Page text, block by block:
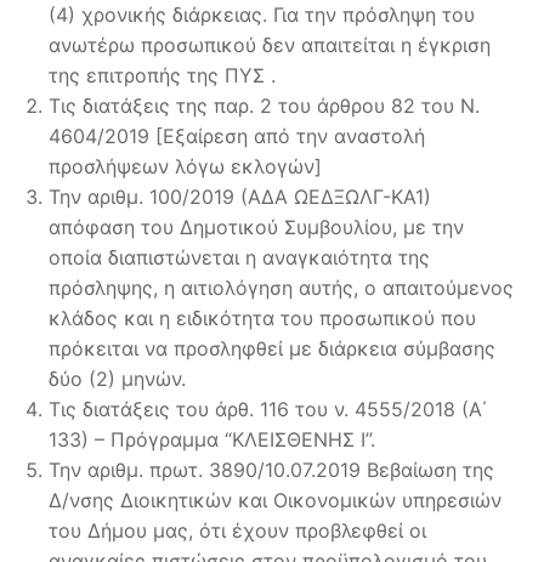
(4) χρονικής διάρκειας. Για την πρόσληψη του
ανωτέρω προσωπικού δεν απαιτείται η έγκριση
της επιτροπής της ΠΥΣ .
Τις διατάξεις της παρ. 2 του άρθρου 82 του Ν.
4604/2019 [Εξαίρεση από την αναστολή
προσλήψεων λόγω εκλογών]
Την αριθμ. 100/2019 (ΑΔΑ ΩΕΔΞΩΛΓ-ΚΑ1)
απόφαση του Δημοτικού Συμβουλίου, με την
οποία διαπιστώνεται η αναγκαιότητα της
πρόσληψης, η αιτιολόγηση αυτής, ο απαιτούμενος
κλάδος και η ειδικότητα του προσωπικού που
πρόκειται να προσληφθεί με διάρκεια σύμβασης
δύο (2) μηνών.
Τις διατάξεις του άρθ. 116 του ν. 4555/2018 (Α΄
133) – Πρόγραμμα “ΚΛΕΙΣΘΕΝΗΣ Ι”.
Την αριθμ. πρωτ. 3890/10.07.2019 Βεβαίωση της
Δ/νσης Διοικητικών και Οικονομικών υπηρεσιών
του Δήμου μας, ότι έχουν προβλεφθεί οι